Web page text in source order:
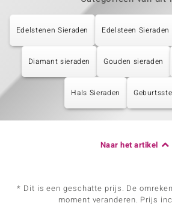
Edelstenen Sieraden Edelsteen Sieraden
Diamant sieraden Gouden sieraden
Hals Sieraden
Naar het artikel
* Dit is een geschatte prijs. De
moment veranderen. Prijs